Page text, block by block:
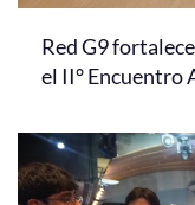
Red G9
el II° Encuentro